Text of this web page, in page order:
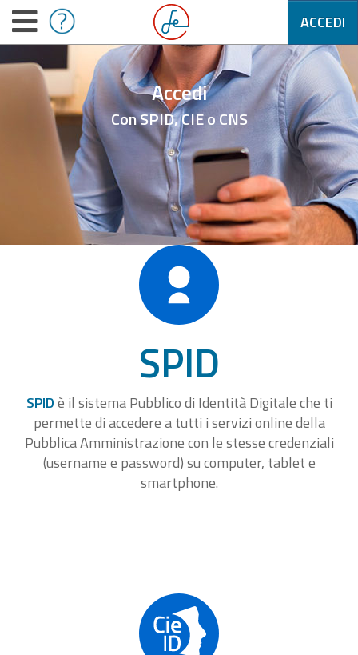
ACCEDI
Accedi
Con SPID, CIE o CNS
SPID
SPIDè il sistema Pubblico di Identità Digitale che ti
permette di accedere a tutti i servizi online della
Pubblica Amministrazione con le stesse credenziali
(username e password) su computer, tablet e
smartphone.